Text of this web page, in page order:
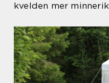
kvelden mer